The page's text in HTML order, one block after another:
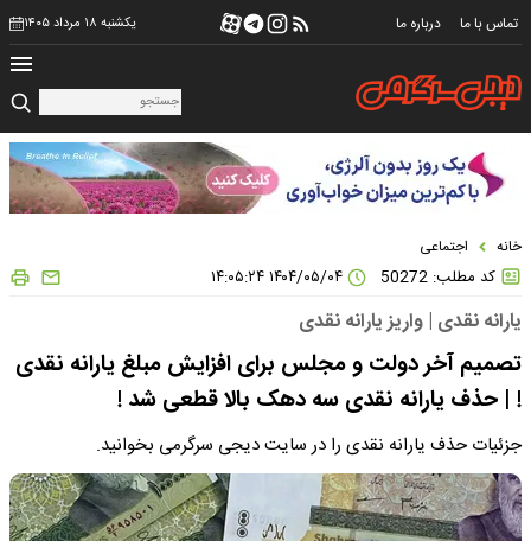
تماس با ما درباره ما یکشنبه ۱۸ مرداد ۱۴۰۵
خانه اجتماعی
کد مطلب: 50272
یارانه نقدی | واریز یارانه نقدی
تصمیم آخر دولت و مجلس برای افزایش مبلغ یارانه نقدی
! | حذف یارانه نقدی سه دهک بالا قطعی شد !
جزئیات حذف یارانه نقدی را در سایت دیجی سرگرمی بخوانید.